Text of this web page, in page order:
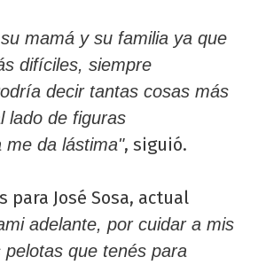
mamá y su familia ya que
difíciles, siempre
decir tantas cosas más
lado de figuras
me da lástima", siguió.
José Sosa, actual
adelante, por cuidar a mis
que tenés para